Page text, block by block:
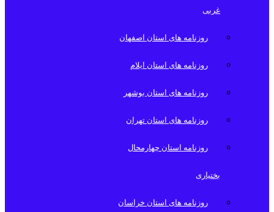
غربی
روزنامه های استان اصفهان
روزنامه های استان ایلام
روزنامه های استان بوشهر
روزنامه های استان تهران
روزنامه استان چهارمحال
بختیاری
روزنامه های استان خراسان